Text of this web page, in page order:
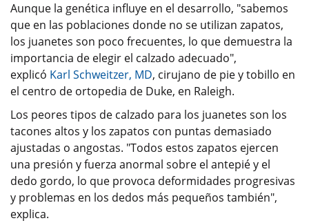
Aunque la genética influye en el desarrollo, "sabemos
que en las poblaciones donde no se utilizan zapatos,
los juanetes son poco frecuentes, lo que demuestra la
importancia de elegir el calzado adecuado",
explicó Karl Schweitzer, MD, cirujano de pie y tobillo en
el centro de ortopedia de Duke, en Raleigh.
Los peores tipos de calzado para los juanetes son los
tacones altos y los zapatos con puntas demasiado
ajustadas o angostas. "Todos estos zapatos ejercen
una presión y fuerza anormal sobre el antepié y el
dedo gordo, lo que provoca deformidades progresivas
y problemas en los dedos más pequeños también",
explica.